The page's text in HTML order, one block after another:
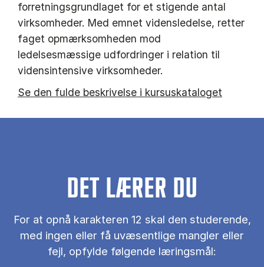
forretningsgrundlaget for et stigende antal
virksomheder. Med emnet vidensledelse, retter
faget opmærksomheden mod
ledelsesmæssige udfordringer i relation til
vidensintensive virksomheder.
Se den fulde beskrivelse i kursuskataloget
DET LÆRER DU
For at opnå karakteren 12 skal den studerende,
med ingen eller få uvæsentlige mangler eller
fejl, opfylde følgende læringsmål: